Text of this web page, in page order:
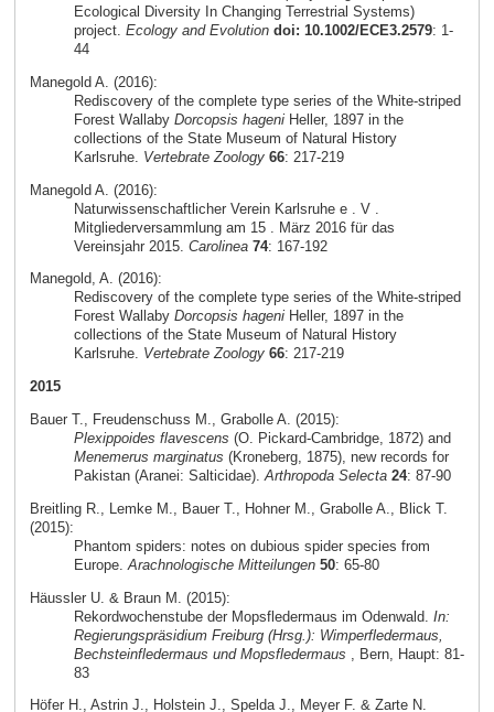
Ecological Diversity In Changing Terrestrial Systems)
project. Ecology and Evolution doi: 10.1002/ECE3.2579: 1-
44
Manegold A. (2016):
Rediscovery of the complete type series of the White-striped
Forest Wallaby Dorcopsis hageniHeller, 1897 in the
collections of the State Museum of Natural History
Karlsruhe. Vertebrate Zoology 66: 217-219
Manegold A. (2016):
Naturwissenschaftlicher Verein Karlsruhe e . V .
Mitgliederversammlung am 15 . März 2016 für das
Vereinsjahr 2015. Carolinea 74: 167-192
Manegold, A. (2016):
Rediscovery of the complete type series of the White-striped
Forest Wallaby Dorcopsis hageniHeller, 1897 in the
collections of the State Museum of Natural History
Karlsruhe. Vertebrate Zoology 66: 217-219
2015
Bauer T., Freudenschuss M., Grabolle A. (2015):
Plexippoides flavescens (O. Pickard-Cambridge, 1872) and
Menemerus marginatus (Kroneberg, 1875), new records for
Pakistan (Aranei: Salticidae).Arthropoda Selecta 24: 87-90
Breitling R., Lemke M., Bauer T., Hohner M., Grabolle A., Blick T.
(2015):
Phantom spiders: notes on dubious spider species from
Europe. Arachnologische Mitteilungen 50: 65-80
Häussler U. & Braun M. (2015):
Rekordwochenstube der Mopsfledermaus im Odenwald. In:
Regierungspräsidium Freiburg (Hrsg.): Wimperfledermaus,
Bechsteinfledermaus und Mopsfledermaus , Bern, Haupt: 81-
83
Höfer H., Astrin J., Holstein J., Spelda J., Meyer F. & Zarte N.